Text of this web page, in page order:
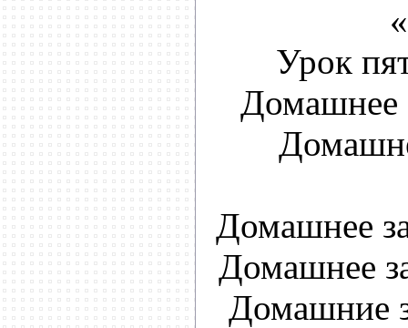
Урок
Домашнее
Домашнее
Домашнее
Домашние